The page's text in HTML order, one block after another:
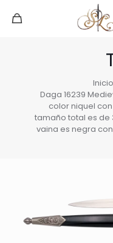
Inicio
Daga 16239
color niquel
tamaño total es de
vaina es negra